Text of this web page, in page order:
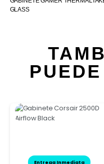
GLASS
Entrega Inmediata